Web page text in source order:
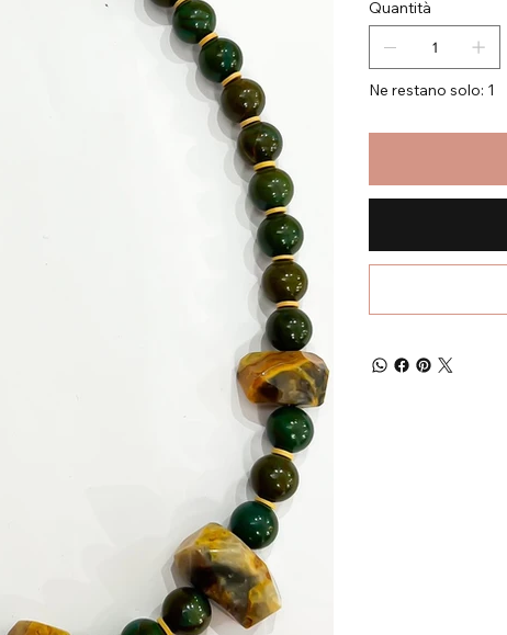
Quantità
Ne restano solo: 1